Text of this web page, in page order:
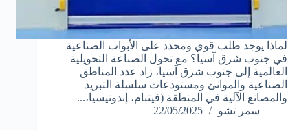
لماذا يوجد طلب قوي ومحدد على الأبواب الصناعية
في جنوب شرق آسيا؟ مع تحول الصناعة التحويلية
العالمية إلى جنوب شرق آسيا، زاد عدد المناطق
الصناعية والموانئ ومستودعات سلسلة التبريد
والمصانع الآلية في المنطقة (فيتنام، إندونيسيا،...
سمر تشو
22/05/2025